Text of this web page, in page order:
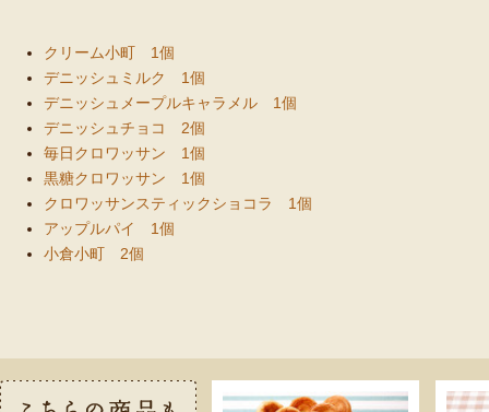
クリーム小町 1個
デニッシュミルク 1個
デニッシュメープルキャラメル 1個
デニッシュチョコ 2個
毎日クロワッサン 1個
黒糖クロワッサン 1個
クロワッサンスティックショコラ 1個
アップルパイ 1個
小倉小町 2個